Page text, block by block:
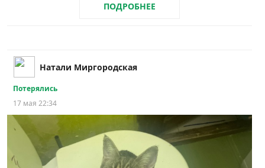
ПОДРОБНЕЕ
Натали Миргородская
Потерялись
17 мая 22:34